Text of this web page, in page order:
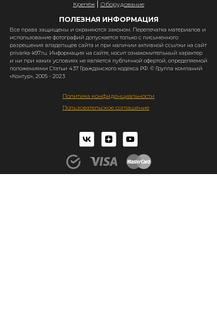
Крепёж Оборудование
ПОЛЕЗНАЯ ИНФОРМАЦИЯ
Все права защищены и охраняются законом. Перепечатка материалов и
использование фотографий допускается только с письменного
разрешения владельцев сайта и при наличии активной ссылки на сайт
privarka-k97.ru. Информация на сайте, носит ознакомительный характер
и ни при каких условиях не является публичной офертой, определяемой
положениями Статьи 437 Гражданского кодекса РФ. © Группа компаний
«Контур», 2005 - 2023
Политика конфиденциальности
Пользовательское соглашение